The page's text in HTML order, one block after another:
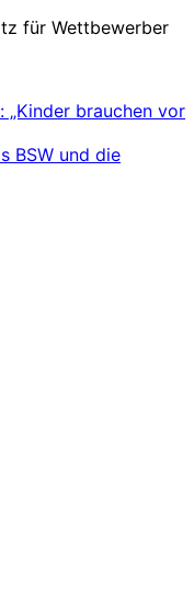
für Wettbewerber
„Kinder brauchen vor
BSW und die